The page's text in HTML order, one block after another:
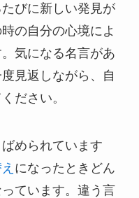
びに新しい発見が
の自分の心境によ
気になる名言があ
見返しながら、自
ださい。
められています
になったときどん
ています。違う言